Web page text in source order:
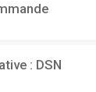
: DSN